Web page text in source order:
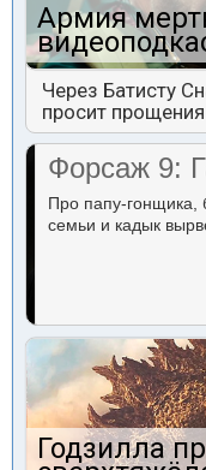
Армия
Через Батисту
просит
Форсаж 9:
Про папу-гонщика,
семьи и кадык
Годзилла